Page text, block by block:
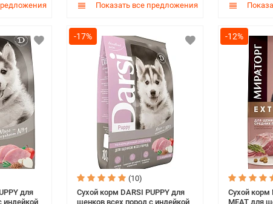
Показать все предложения
для
индейкой
-17%
(10)
Сухой корм DARSI PUPPY для
щенков всех пород с индейкой
-12%
Сухой корм
MEAT для